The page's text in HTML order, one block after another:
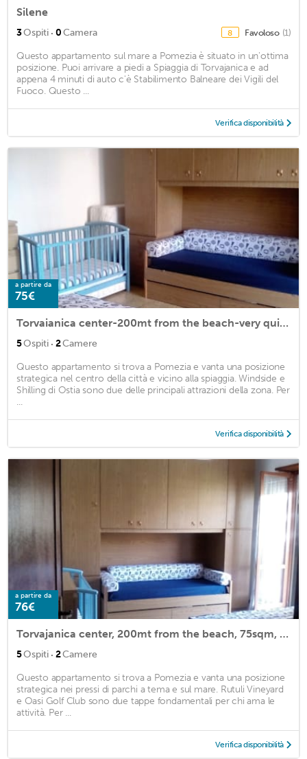
Silene
3Ospiti · 0Camera 8 Favoloso (1)
Questo appartamento sul mare a Pomezia è situato in un'ottima
posizione. Puoi arrivare a piedi a Spiaggia di Torvajanica e ad
appena 4 minuti di auto c'è Stabilimento Balneare dei Vigili del
Fuoco. Questo ...
Verifica disponibilità
a partire da
75€
Torvaianica center-200mt from the beach-very quiet area-large terrace
5Ospiti · 2Camere
Questo appartamento si trova a Pomezia e vanta una posizione
strategica nel centro della città e vicino alla spiaggia. Windside e
Shilling di Ostia sono due delle principali attrazioni della zona. Per
...
Verifica disponibilità
a partire da
76€
Torvajanica center, 200mt from the beach, 75sqm, 5 beds, large terrace
5Ospiti · 2Camere
Questo appartamento si trova a Pomezia e vanta una posizione
strategica nei pressi di parchi a tema e sul mare. Rutuli Vineyard
e Oasi Golf Club sono due tappe fondamentali per chi ama le
attività. Per ...
Verifica disponibilità